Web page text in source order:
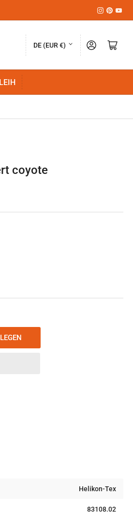
Instagram
Pinterest
L
n
R
o
DE (EUR €) AnmeldenMini-Warenkorb öffnen
coyote
Helikon-Tex
83108.02